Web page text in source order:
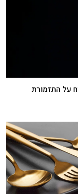
על התזמורת